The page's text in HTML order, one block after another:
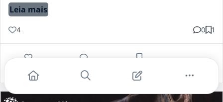
Leia mais
4 0 1
Gostei Comentar Salvar